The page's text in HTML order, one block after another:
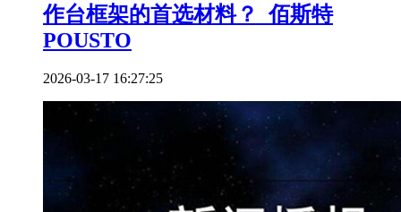
作台框架的首选材料？_佰斯特
POUSTO
2026-03-17 16:27:25